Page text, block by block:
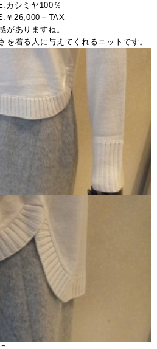
カシミヤ100％
￥26,000＋TAX
がありますね。
を着る人に与えてくれるニットです。